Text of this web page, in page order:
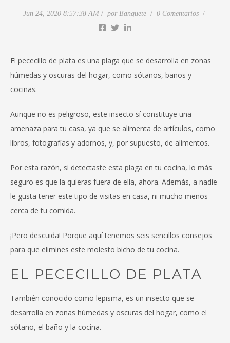
Jun 24, 2020 8:57:38 AM por Banquete 0 Comentarios
El pececillo de plata es una plaga que se desarrolla en zonas
húmedas y oscuras del hogar, como sótanos, baños y
cocinas.
Aunque no es peligroso, este insecto sí constituye una
amenaza para tu casa, ya que se alimenta de artículos, como
libros, fotografías y adornos, y, por supuesto, de alimentos.
Por esta razón, si detectaste esta plaga en tu cocina, lo más
seguro es que la quieras fuera de ella, ahora. Además, a nadie
le gusta tener este tipo de visitas en casa, ni mucho menos
cerca de tu comida.
¡Pero descuida! Porque aquí tenemos seis sencillos consejos
para que elimines este molesto bicho de tu cocina.
EL PECECILLO DE PLATA
También conocido como lepisma, es un insecto que se
desarrolla en zonas húmedas y oscuras del hogar, como el
sótano, el baño y la cocina.